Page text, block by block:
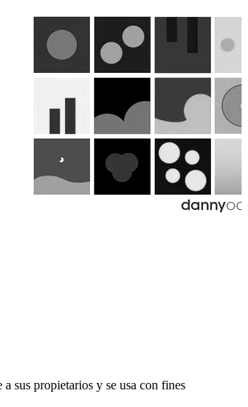
a sus propietarios y se usa con fines